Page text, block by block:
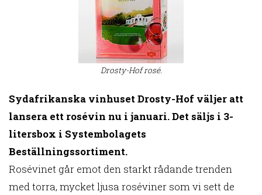
Drosty-Hof rosé.
Sydafrikanska vinhuset Drosty-Hof väljer att
lansera ett rosévin nu i januari. Det säljs i 3-
litersbox i Systembolagets
Beställningssortiment.
Rosévinet går emot den starkt rådande trenden
med torra, mycket ljusa roséviner som vi sett de